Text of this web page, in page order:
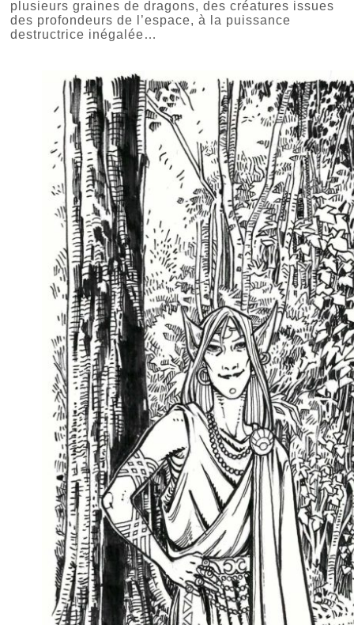
plusieurs graines de dragons, des créatures issues
des profondeurs de l’espace, à la puissance
destructrice inégalée…